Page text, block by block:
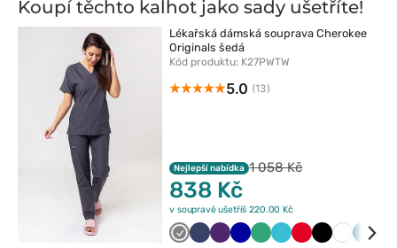
Koupí těchto kalhot jako sady ušetříte!
Lékařská dámská souprava Cherokee
Originals šedá
Kód produktu: K27PWTW
5.0 (13)
Nejlepší nabídka 1 058 Kč
838 Kč
v soupravě ušetříš 220.00 Kč
SzaryCiemnyBakłażanowy
Granatowy
JasnyMorskiCzerwony
CzarnyBiały